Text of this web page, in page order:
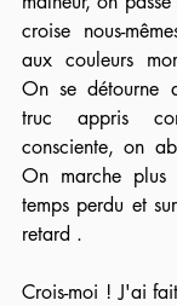
croise nous-
aux couleurs
On se détourne
truc appris
consciente, on
On marche plus
temps perdu et
retard .
Crois-moi ! J'ai